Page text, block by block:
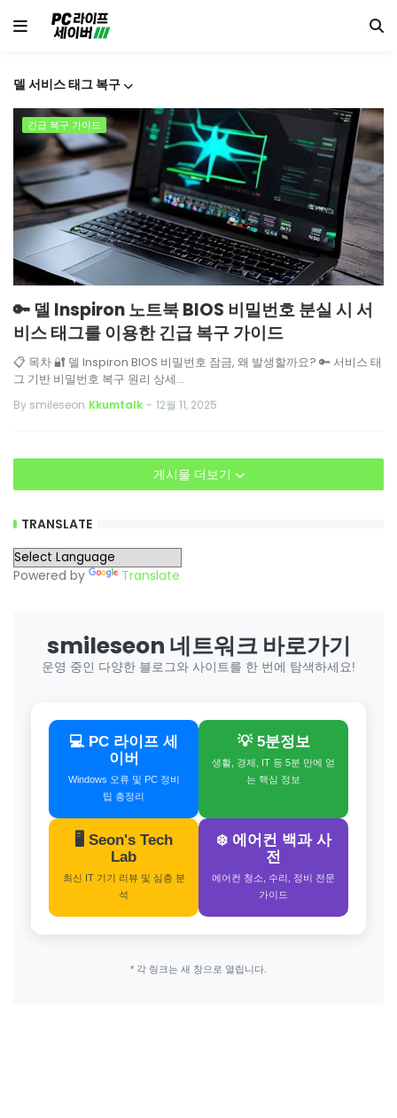
델 서비스 태그 복구
긴급 복구 가이드
​🔑 델 Inspiron 노트북 BIOS 비밀번호 분실 시 서
비스 태그를 이용한 긴급 복구 가이드
📋 목차 🔐 델 Inspiron BIOS 비밀번호 잠금, 왜 발생할까요? 🔑 서비스 태
그 기반 비밀번호 복구 원리 상세…
By smileseon Kkumtalk - 12월 11, 2025
게시물 더보기
TRANSLATE
Powered by Translate
smileseon 네트워크 바로가기
운영 중인 다양한 블로그와 사이트를 한 번에 탐색하세요!
💻 PC 라이프 세
이버
Windows 오류 및 PC 정비
팁 총정리
💡 5분정보
생활, 경제, IT 등 5분 만에 얻
는 핵심 정보
🖥️ Seon's Tech
Lab
최신 IT 기기 리뷰 및 심층 분
석
❄️ 에어컨 백과 사
전
에어컨 청소, 수리, 정비 전문
가이드
* 각 링크는 새 창으로 열립니다.